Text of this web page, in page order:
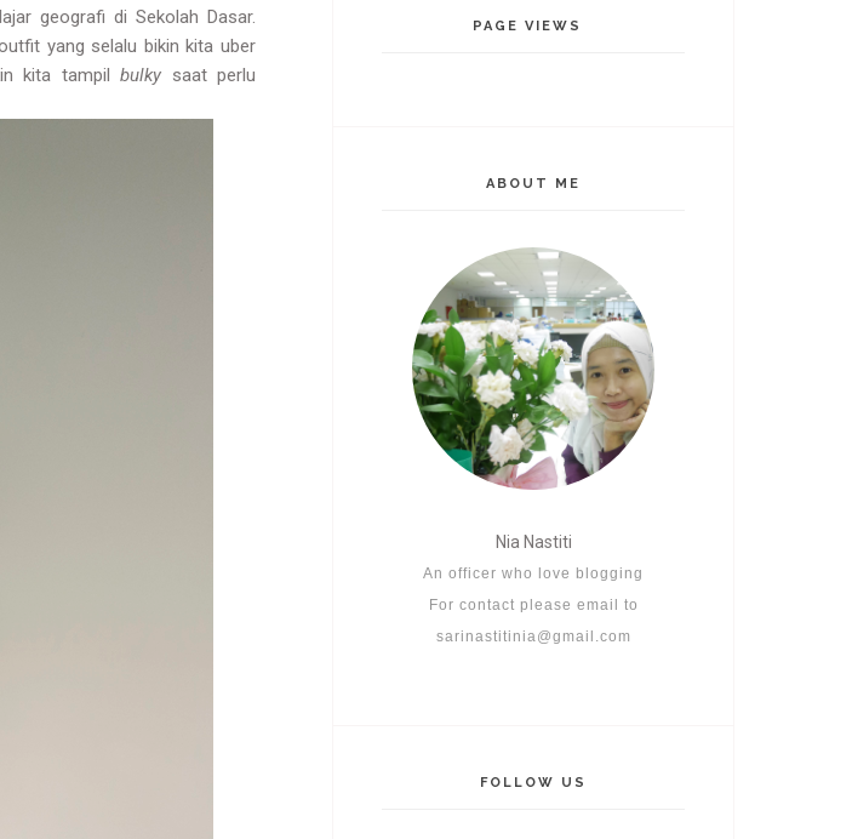
geografi di Sekolah Dasar.
yang selalu bikin kita uber
kita tampilbulky saat perlu
PAGE VIEWS
ABOUT ME
Nia Nastiti
An officer who love blogging
For contact please email to
sarinastitinia@gmail.com
FOLLOW US